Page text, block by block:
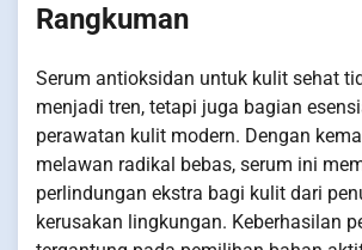
Rangkuman
Serum antioksidan untuk kulit sehat
menjadi tren, tetapi juga bagian
perawatan kulit modern. Dengan
melawan radikal bebas, serum ini
perlindungan ekstra bagi kulit dari
kerusakan lingkungan. Keberhasilan